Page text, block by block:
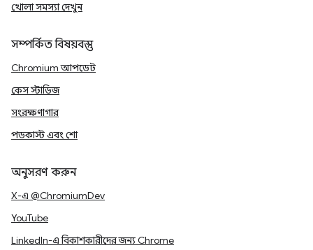
খোলা সমস্যা দেখুন
সম্পর্কিত বিষয়বস্তু
Chromium আপডেট
কেস স্টাডিজ
সংরক্ষণাগার
পডকাস্ট এবং শো
অনুসরণ করুন
X-এ @ChromiumDev
YouTube
LinkedIn-এ বিকাশকারীদের জন্য Chrome